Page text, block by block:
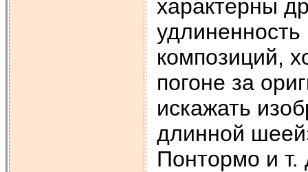
характерны
композиций,
погоне за
искажать
длинной
Понтормо и т.